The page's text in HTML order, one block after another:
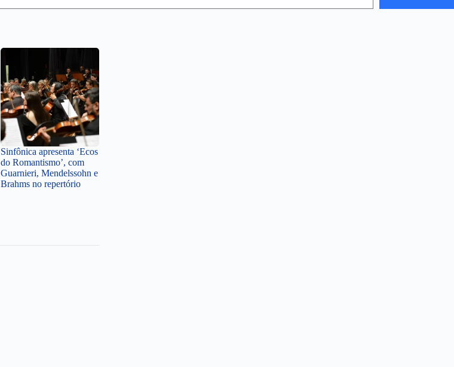
Sinfônica apresenta ‘Ecos
do Romantismo’, com
Guarnieri, Mendelssohn e
Brahms no repertório